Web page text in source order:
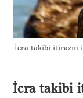
İcra takibi itirazın
İcra takibi